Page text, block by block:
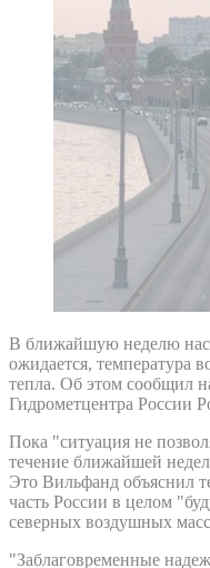
В ближайшую неделю
ожидается, температура
тепла. Об этом сообщил
Гидрометцентра России
Пока "ситуация не
течение ближайшей
Это Вильфанд объяснил
часть России в целом
северных воздушных
"Заблаговременные